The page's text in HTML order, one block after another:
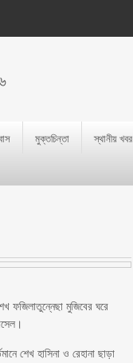
মুক্তচিন্তা স্থানীয় খবর
ফজিলাতুন্নেছা মুজিবের ঘরে
শেখ হাসিনা ও রেহানা ছাড়া